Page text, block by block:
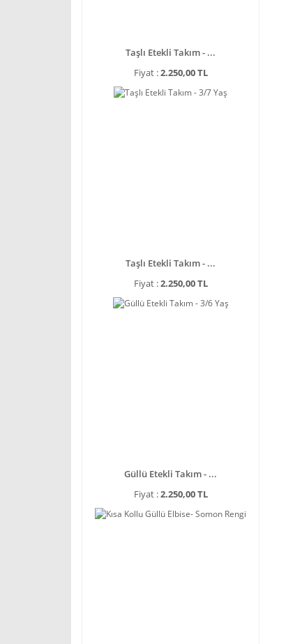
Taşlı Etekli Takım - ...
Fiyat :2.250,00 TL
Taşlı Etekli Takım - ...
Fiyat :2.250,00 TL
Güllü Etekli Takım - ...
Fiyat :2.250,00 TL